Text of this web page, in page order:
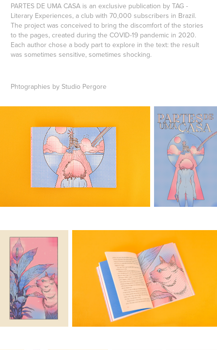
PARTES DE UMA CASA is an exclusive publication by TAG -
Literary Experiences, a club with 70,000 subscribers in Brazil.
The project was conceived to bring the discomfort of the stories
to the pages, created during the COVID-19 pandemic in 2020.
Each author chose a body part to explore in the text: the result
was sometimes sensitive, sometimes shocking.
Phtographies by Studio Pergore